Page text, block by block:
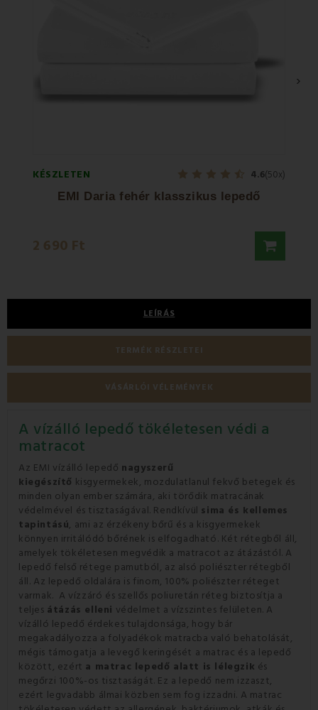
KÉSZLETEN 4.6(50x)
EMI Daria fehér klasszikus lepedő
2 690 Ft
›
LEÍRÁS
TERMÉK RÉSZLETEI
VÁSÁRLÓI VÉLEMÉNYEK
A vízálló lepedő tökéletesen védi a
matracot
Az EMI vízálló lepedő nagyszerű
kiegészítő kisgyermekek, mozdulatlanul fekvő betegek és
minden olyan ember számára, aki törődik matracának
védelmével és tisztaságával. Rendkívül sima és kellemes
tapintású, ami az érzékeny bőrű és a kisgyermekek
könnyen irritálódó bőrének is elfogadható. Két rétegből áll,
amelyek tökéletesen megvédik a matracot az átázástól. A
lepedő felső rétege pamutból, az alsó poliészter rétegből
áll. Az lepedő oldalára is finom, 100% poliészter réteget
varrnak. A vízzáró és szellős poliuretán réteg biztosítja a
teljes átázás elleni védelmet a vízszintes felületen. A
vízálló lepedő érdekes tulajdonsága, hogy bár
megakadályozza a folyadékok matracba való behatolását,
mégis támogatja a levegő keringését a matrac és a lepedő
között, ezért a matrac lepedő alatt is lélegzik és
megőrzi 100%-os tisztaságát. Ez a lepedő nem izzaszt,
ezért legvadabb álmai közben sem fog izzadni. A matrac